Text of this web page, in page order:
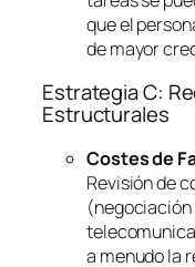
que el
de mayor
Estrategia C:
Estructurales
Costes de
Revisión de
a menudo la